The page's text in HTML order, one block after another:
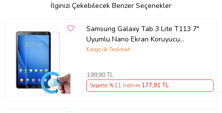
İlginizi Çekebilecek Benzer Seçenekler
Samsung Galaxy Tab 3 Lite T113 7"
Uyumlu Nano Ekran Koruyucu
(Şeffaf)
Kargo ile Teslimat
199,90 TL
Sepette %11 İndirim 177,91 TL